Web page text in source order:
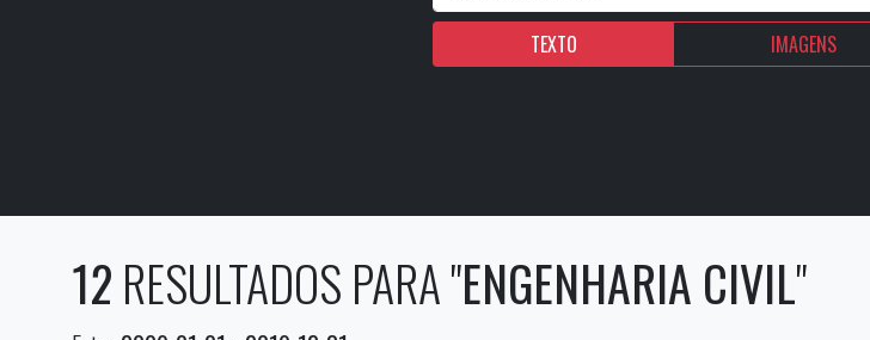
TEXTO IMAGENS
12 RESULTADOS PARA "ENGENHARIA CIVIL"